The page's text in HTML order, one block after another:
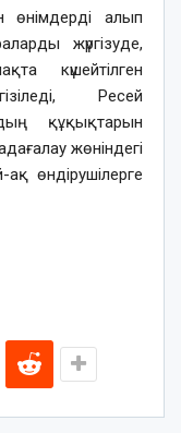
өнімдерді алып
жүргізуде,
күшейтілген
Ресей
құқықтарын
жөніндегі
өндірушілерге